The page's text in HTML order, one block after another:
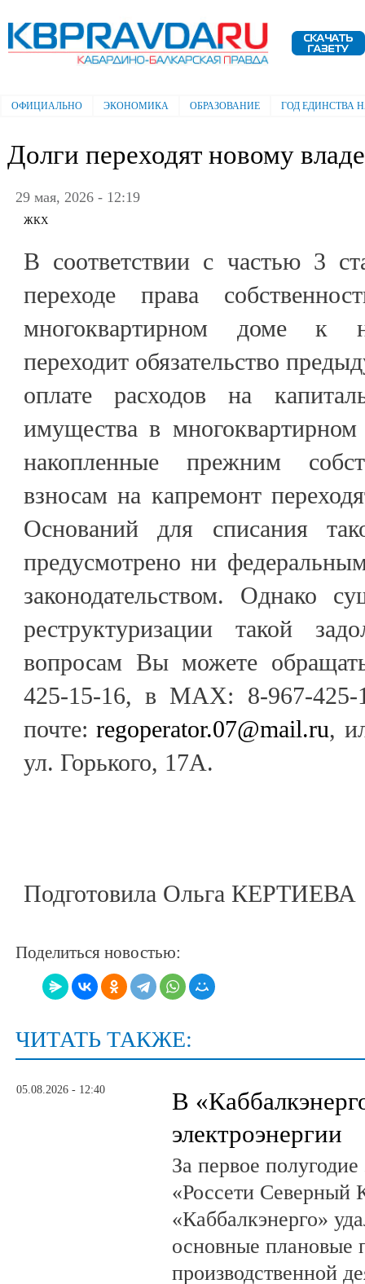
Электронная газета "Кабардино-
Балкарская правда"
Главное меню
ОФИЦИАЛЬНО ЭКОНОМИКА ОБРАЗОВАНИЕ ГОД ЕДИНСТВА
Долги переходят новому
29 мая, 2026 - 12:19
ЖКХ
В соответствии с частью 3
переходе права
многоквартирном доме к
переходит обязательство
оплате расходов на
имущества в
накопленные прежним
взносам на капремонт
Оснований для списания
предусмотрено ни
законодательством. Однако
реструктуризации такой
вопросам Вы можете
425-15-16, в МАХ: 8-967-425-
почте:regoperator.07@mail.ru,
ул. Горького, 17А.
Подготовила Ольга КЕРТИЕВА
Поделиться новостью:
ЧИТАТЬ ТАКЖЕ:
05.08.2026 - 12:40
В
электроэнергии
За первое
«Россети Северный
«Каббалкэнерго»
основные плановые
производственной